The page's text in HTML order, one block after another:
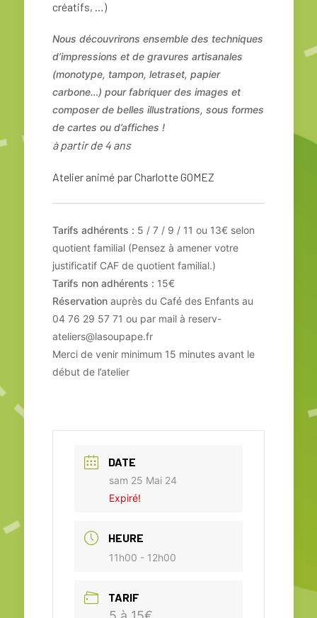
créatifs, …)
Nous découvrirons ensemble des techniques
d’impressions et de gravures artisanales
(monotype, tampon, letraset, papier
carbone…) pour fabriquer des images et
composer de belles illustrations, sous formes
de cartes ou d’affiches !
à partir de 4 ans
Atelier animé par Charlotte GOMEZ
Tarifs adhérents : 5 / 7 / 9 / 11 ou 13€ selon
quotient familial (Pensez à amener votre
justificatif CAF de quotient familial.)
Tarifs non adhérents : 15€
Réservation auprès du Café des Enfants au
04 76 29 57 71 ou par mail à reserv-
ateliers@lasoupape.fr
Merci de venir minimum 15 minutes avant le
début de l’atelier
DATE
sam 25 Mai 24
Expiré!
HEURE
11h00 - 12h00
TARIF